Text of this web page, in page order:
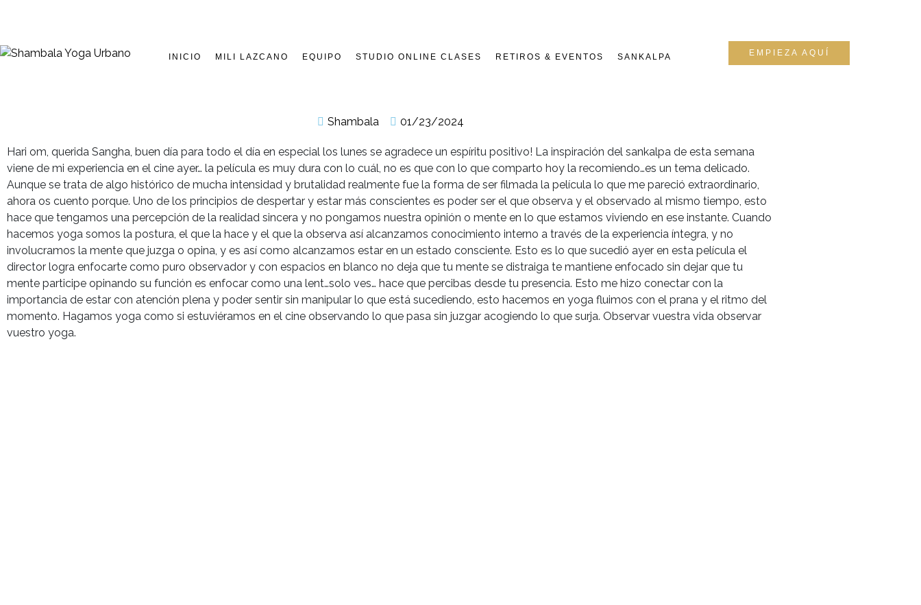
INICIO MILI LAZCANO EQUIPO STUDIO ONLINE CLASES RETIROS & EVENTOS SANKALPA EMPIEZA AQUÍ
Shambala 01/23/2024
Hari om, querida Sangha, buen día para todo el día en especial los lunes se agradece un espíritu positivo! La inspiración del sankalpa de esta semana
viene de mi experiencia en el cine ayer… la película es muy dura con lo cuál, no es que con lo que comparto hoy la recomiendo…es un tema delicado.
Aunque se trata de algo histórico de mucha intensidad y brutalidad realmente fue la forma de ser filmada la película lo que me pareció extraordinario,
ahora os cuento porque. Uno de los principios de despertar y estar más conscientes es poder ser el que observa y el observado al mismo tiempo, esto
hace que tengamos una percepción de la realidad sincera y no pongamos nuestra opinión o mente en lo que estamos viviendo en ese instante. Cuando
hacemos yoga somos la postura, el que la hace y el que la observa así alcanzamos conocimiento interno a través de la experiencia íntegra, y no
involucramos la mente que juzga o opina, y es así como alcanzamos estar en un estado consciente. Esto es lo que sucedió ayer en esta película el
director logra enfocarte como puro observador y con espacios en blanco no deja que tu mente se distraiga te mantiene enfocado sin dejar que tu
mente participe opinando su función es enfocar como una lent…solo ves… hace que percibas desde tu presencia. Esto me hizo conectar con la
importancia de estar con atención plena y poder sentir sin manipular lo que está sucediendo, esto hacemos en yoga fluimos con el prana y el ritmo del
momento. Hagamos yoga como si estuviéramos en el cine observando lo que pasa sin juzgar acogiendo lo que surja. Observar vuestra vida observar
vuestro yoga.